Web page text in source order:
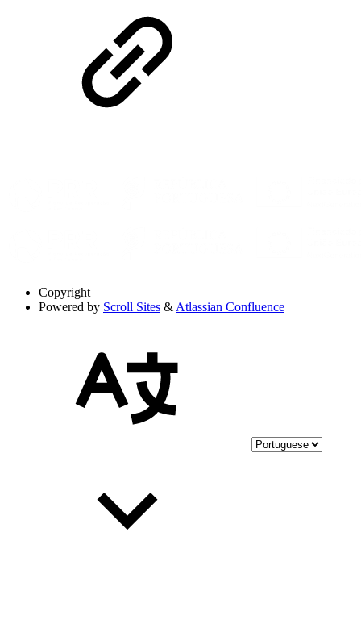
Copyright
Powered by Scroll Sites & Atlassian Confluence